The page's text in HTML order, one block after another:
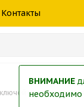
Контакты
гаечных
ВНИМАНИЕ
необходимо